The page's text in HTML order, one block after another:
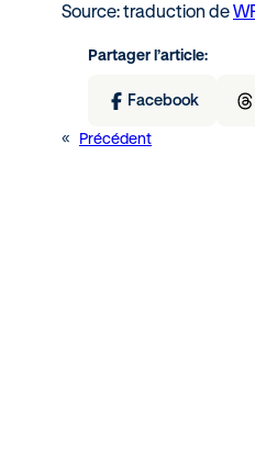
Source: traduction de
Partager l’article:
Facebook
« Précédent